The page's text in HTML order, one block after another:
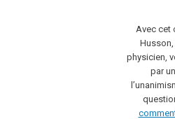
Avec cet
physicien,
par